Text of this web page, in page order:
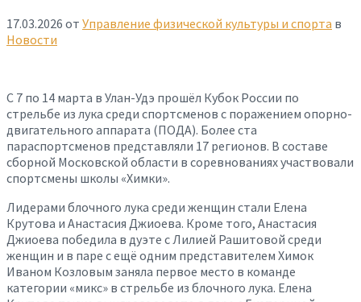
17.03.2026 от Управление физической культуры и спорта в
Новости
С 7 по 14 марта в Улан-Удэ прошёл Кубок России по
стрельбе из лука среди спортсменов с поражением опорно-
двигательного аппарата (ПОДА). Более ста
параспортсменов представляли 17 регионов. В составе
сборной Московской области в соревнованиях участвовали
спортсмены школы «Химки».
Лидерами блочного лука среди женщин стали Елена
Крутова и Анастасия Джиоева. Кроме того, Анастасия
Джиоева победила в дуэте с Лилией Рашитовой среди
женщин и в паре с ещё одним представителем Химок
Иваном Козловым заняла первое место в команде
категории «микс» в стрельбе из блочного лука. Елена